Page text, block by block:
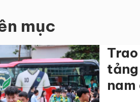
mục